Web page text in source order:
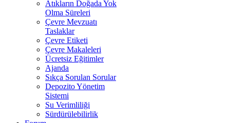
Atıkların Doğada Yok
Olma Süreleri
Çevre Mevzuatı
Taslaklar
Çevre Etiketi
Çevre Makaleleri
Ücretsiz Eğitimler
Ajanda
Sıkça Sorulan Sorular
Depozito Yönetim
Sistemi
Su Verimliliği
Sürdürülebilirlik